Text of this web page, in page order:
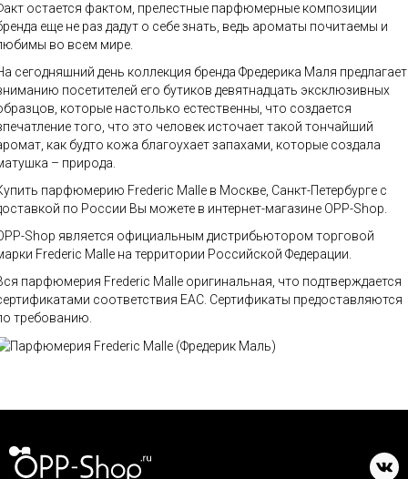
остается фактом, прелестные парфюмерные композиции
еще не раз дадут о себе знать, ведь ароматы почитаемы и
во всем мире.
сегодняшний день коллекция бренда Фредерика Маля предлагает
посетителей его бутиков девятнадцать эксклюзивных
которые настолько естественны, что создается
того, что это человек источает такой тончайший
как будто кожа благоухает запахами, которые создала
– природа.
парфюмерию Frederic Malle в Москве, Санкт-Петербурге с
по России Вы можете в интернет-магазине OPP-Shop.
Shop является официальным дистрибьютором торговой
Frederic Malle на территории Российской Федерации.
парфюмерия Frederic Malle оригинальная, что подтверждается
соответствия ЕАС. Сертификаты предоставляются
требованию.